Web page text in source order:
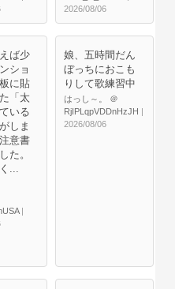
2026/08/06
ば少
ショ
に貼
「太
いる
しま
意書
た。
...
|
娘、五時間だん
ぼっちにおこも
りして歌練習中
はっし～。 ＠
RjIPLqpVDDnHzJH |
2026/08/06